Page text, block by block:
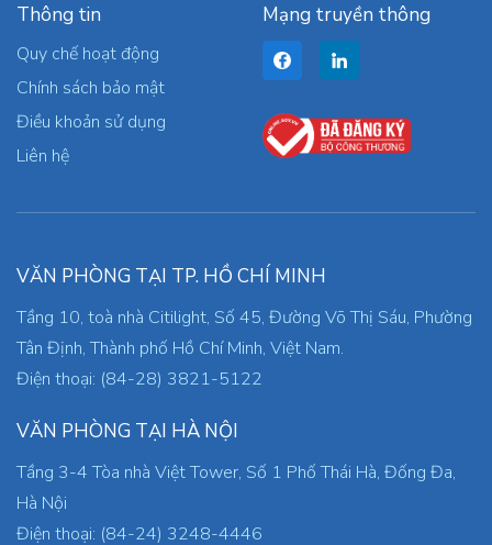
Thông tin
Quy chế hoạt động
Chính sách bảo mật
Điều khoản sử dụng
Liên hệ
Mạng truyền thông
VĂN PHÒNG TẠI TP. HỒ CHÍ MINH
Tầng 10, toà nhà Citilight, Số 45, Đường Võ Thị Sáu, Phường
Tân Định, Thành phố Hồ Chí Minh, Việt Nam.
Điện thoại: (84-28) 3821-5122
VĂN PHÒNG TẠI HÀ NỘI
Tầng 3-4 Tòa nhà Việt Tower, Số 1 Phố Thái Hà, Đống Đa,
Hà Nội
Điện thoại: (84-24) 3248-4446